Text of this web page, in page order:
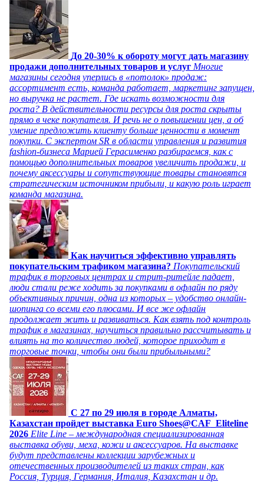
До 20-30% к обороту могут дать магазину
продажи дополнительных товаров и услуг Многие
магазины сегодня уперлись в «потолок» продаж:
ассортимент есть, команда работает, маркетинг запущен,
но выручка не растет. Где искать возможности для
роста? В действительности ресурсы для роста скрыты
прямо в чеке покупателя. И речь не о повышении цен, а об
умение предложить клиенту больше ценности в момент
покупки. С экспертом SR в области управления и развития
fashion-бизнеса Марией Герасименко разбираемся, как с
помощью дополнительных товаров увеличить продажи, и
почему аксессуары и сопутствующие товары становятся
стратегическим источником прибыли, и какую роль играет
команда магазина.
Как научиться эффективно управлять
покупательским трафиком магазина? Покупательский
трафик в торговых центрах и стрит-ритейле падает,
люди стали реже ходить за покупками в офлайн по ряду
объективных причин, одна из которых – удобство онлайн-
шопинга со всеми его плюсами. И все же офлайн
продолжает жить и развиваться. Как взять под контроль
трафик в магазинах, научиться правильно рассчитывать и
влиять на то количество людей, которое приходит в
торговые точки, чтобы они были прибыльными?
C 27 по 29 июля в городе Алматы,
Казахстан пройдет выставка Euro Shoes@CAF_Eliteline
2026 Elite Line – международная специализированная
выставка обуви, меха, кожи и аксессуаров. На выставке
будут представлены коллекции зарубежных и
отечественных производителей из таких стран, как
Россия, Турция, Германия, Италия, Казахстан и др.